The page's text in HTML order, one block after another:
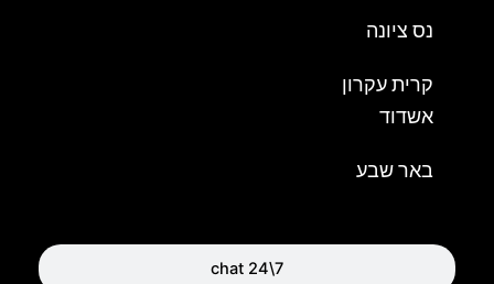
chat 24\7
נס ציונה
קרית עקרון
אשדוד
באר שבע